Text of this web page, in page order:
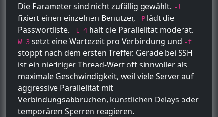
Die Parameter sind nicht zufällig gewählt. -l
fixiert einen einzelnen Benutzer, -P lädt die
Passwortliste, -t 4 hält die Parallelität moderat, -
W 3 setzt eine Wartezeit pro Verbindung und -f
stoppt nach dem ersten Treffer. Gerade bei SSH
ist ein niedriger Thread-Wert oft sinnvoller als
maximale Geschwindigkeit, weil viele Server auf
aggressive Parallelität mit
Verbindungsabbrüchen, künstlichen Delays oder
temporären Sperren reagieren.